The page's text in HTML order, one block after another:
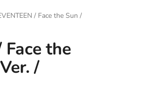
/ Face the Sun /
Face the
/